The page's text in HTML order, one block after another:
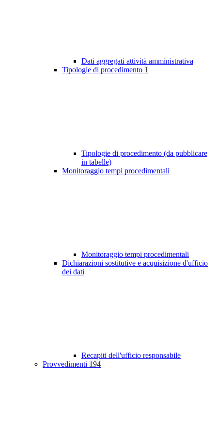
Dati aggregati attività amministrativa
Tipologie di procedimento 1
Tipologie di procedimento (da pubblicare
in tabelle)
Monitoraggio tempi procedimentali
Monitoraggio tempi procedimentali
Dichiarazioni sostitutive e acquisizione d'ufficio
dei dati
Recapiti dell'ufficio responsabile
Provvedimenti 194